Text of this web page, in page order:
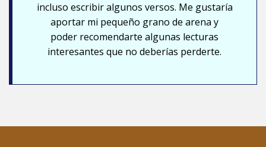
incluso escribir algunos versos. Me gustaría
aportar mi pequeño grano de arena y
poder recomendarte algunas lecturas
interesantes que no deberías perderte.